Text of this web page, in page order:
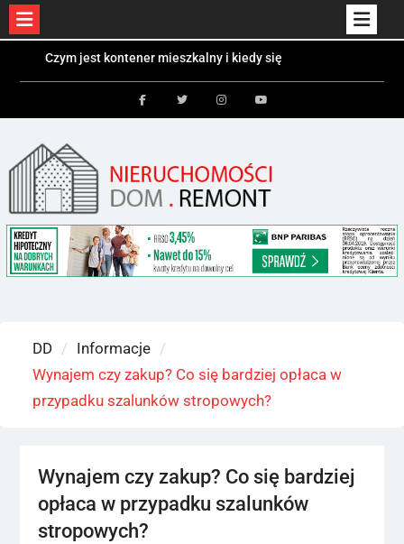
Czym jest kontener mieszkalny i kiedy się
sprawdzi?
Kolektory słoneczne a fotowoltaika – różnice i
zastosowania
Bezpieczeństwo dzieci i zwierząt w ogrodzie –
jakie ogrodzenie wybrać?
DD
Informacje
Wynajem czy zakup? Co się bardziej opłaca w
przypadku szalunków stropowych?
Wynajem czy zakup? Co się bardziej
opłaca w przypadku szalunków
stropowych?